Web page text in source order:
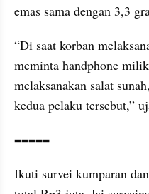
emas sama dengan 3,3
“Di saat korban
meminta handphone
melaksanakan salat
kedua pelaku tersebut,”
=====
Ikuti survei kumparan